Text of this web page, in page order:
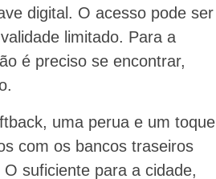
digital. O acesso pode ser
limitado. Para a
é preciso se encontrar,
uma perua e um toque
com os bancos traseiros
suficiente para a cidade,